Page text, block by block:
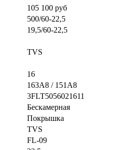
105 100 руб
500/60-22,5
19,5/60-22,5
TVS
16
163A8 / 151A8
3FLT5056021611
Бескамерная
Покрышка
TVS
FL-09